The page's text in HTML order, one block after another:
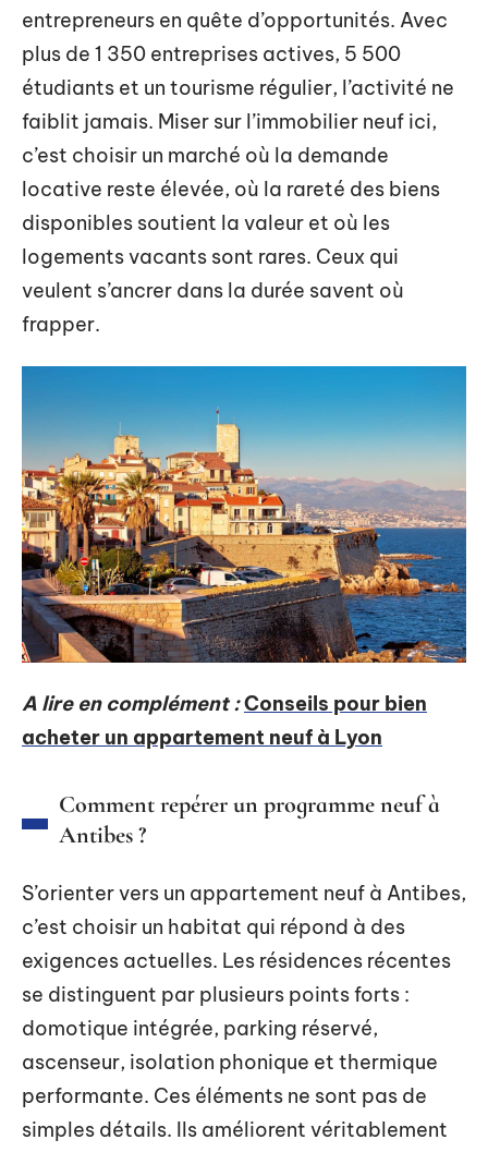
entrepreneurs en quête d’opportunités. Avec
plus de 1 350 entreprises actives, 5 500
étudiants et un tourisme régulier, l’activité ne
faiblit jamais. Miser sur l’immobilier neuf ici,
c’est choisir un marché où la demande
locative reste élevée, où la rareté des biens
disponibles soutient la valeur et où les
logements vacants sont rares. Ceux qui
veulent s’ancrer dans la durée savent où
frapper.
A lire en complément :Conseils pour bien
acheter un appartement neuf à Lyon
Comment repérer un programme neuf à
Antibes ?
S’orienter vers un appartement neuf à Antibes,
c’est choisir un habitat qui répond à des
exigences actuelles. Les résidences récentes
se distinguent par plusieurs points forts :
domotique intégrée, parking réservé,
ascenseur, isolation phonique et thermique
performante. Ces éléments ne sont pas de
simples détails. Ils améliorent véritablement